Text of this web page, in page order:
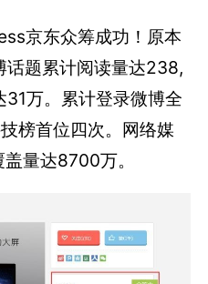
京东众筹成功！原本
话题累计阅读量达238,
万。累计登录微博全
榜首位四次。网络媒
量达8700万。